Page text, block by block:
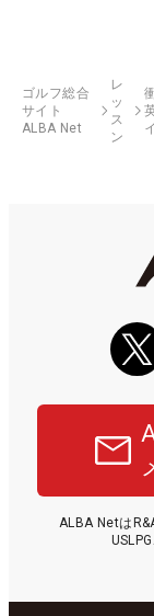
ゴルフ総合
サイト
ALBA Net
レ
ッ
ス
ン
ALBA Netは